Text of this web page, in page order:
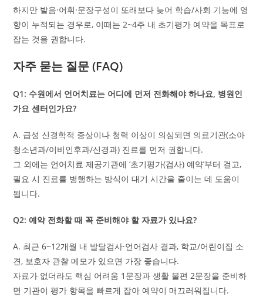
하지만 발음·어휘·문장구성이 또래보다 늦어 학습/사회 기능에 영
향이 누적되는 경우로, 이때는 2~4주 내 초기평가 예약을 목표로
잡는 것을 권합니다.
자주 묻는 질문 (FAQ)
Q1: 수원에서 언어치료는 어디에 먼저 전화해야 하나요, 병원인
가요 센터인가요?
A. 급성 신경학적 증상이나 청력 이상이 의심되면 의료기관(소아
청소년과/이비인후과/신경과) 진료를 먼저 권합니다.
그 외에는 언어치료 제공기관에 ‘초기평가(검사) 예약’부터 걸고,
필요 시 진료를 병행하는 방식이 대기 시간을 줄이는 데 도움이
됩니다.
Q2: 예약 전화할 때 꼭 준비해야 할 자료가 있나요?
A. 최근 6~12개월 내 발달검사·언어검사 결과, 학교/어린이집 소
견, 보호자 관찰 메모가 있으면 가장 좋습니다.
자료가 없더라도 핵심 어려움 1문장과 생활 불편 2문장을 준비하
면 기관이 평가 항목을 빠르게 잡아 예약이 매끄러워집니다.